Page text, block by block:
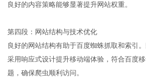
良好的内容策略能够显著提升网站权重。
第四段：网站结构与技术优化
良好的网站结构有助于百度蜘蛛抓取和索引
采用响应式设计提升移动端体验，符合百度
题，确保爬虫顺利访问。